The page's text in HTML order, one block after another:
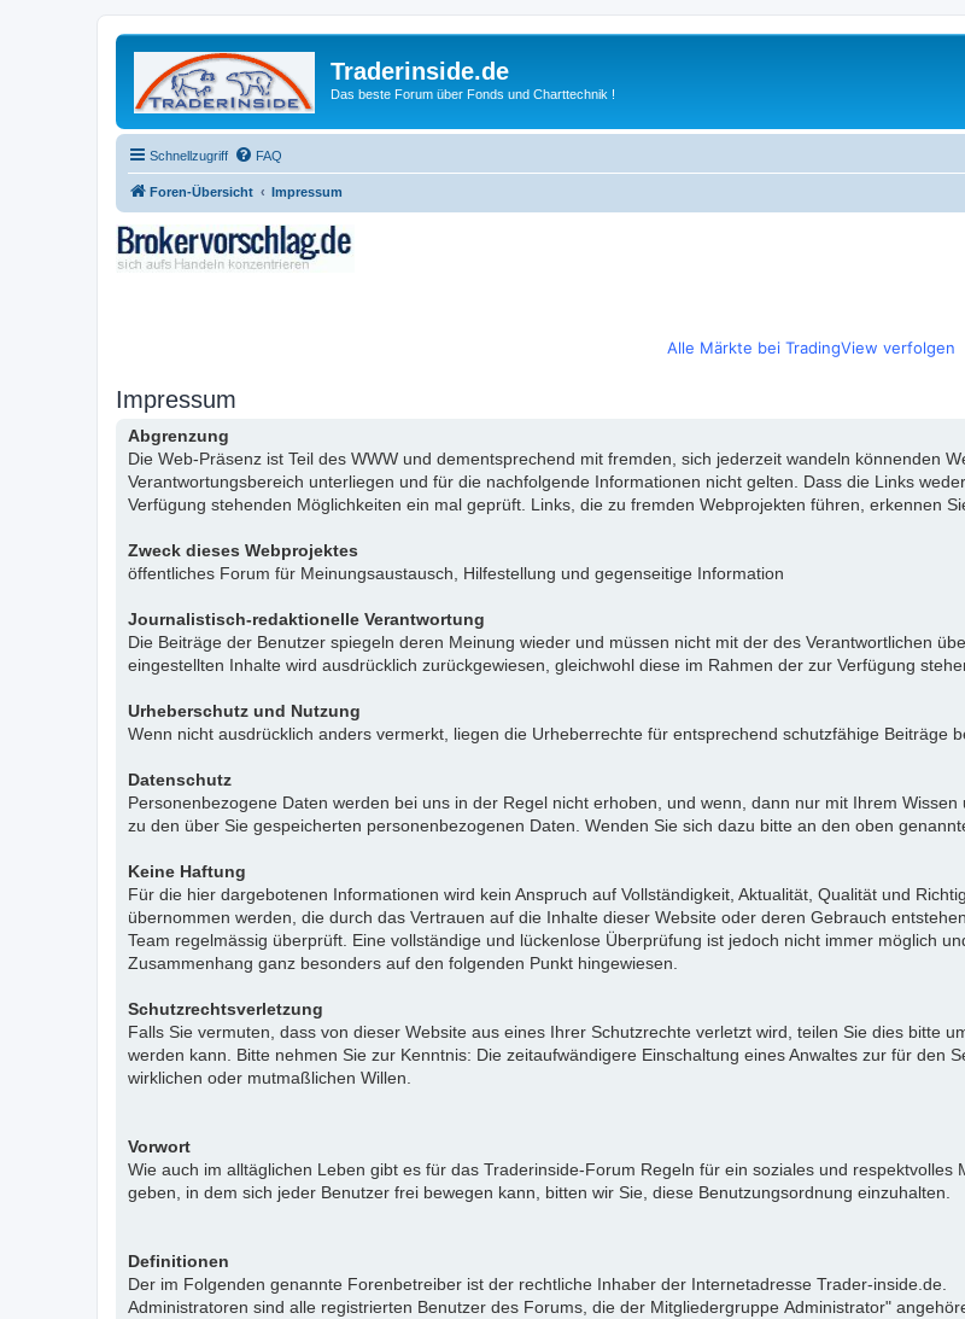
Traderinside.de
Das beste Forum über Fonds und Charttechnik !
Schnellzugriff FAQ
Foren-Übersicht Impressum
Alle Märkte bei TradingView verfolgen
Impressum
Abgrenzung
Die Web-Präsenz ist Teil des WWW und dementsprechend mit fremden, sich jederzeit wandeln könnenden
Verantwortungsbereich unterliegen und für die nachfolgende Informationen nicht gelten. Dass die Links
Verfügung stehenden Möglichkeiten ein mal geprüft. Links, die zu fremden Webprojekten führen, erkennen
Zweck dieses Webprojektes
öffentliches Forum für Meinungsaustausch, Hilfestellung und gegenseitige Information
Journalistisch-redaktionelle Verantwortung
Die Beiträge der Benutzer spiegeln deren Meinung wieder und müssen nicht mit der des Verantwortlichen
eingestellten Inhalte wird ausdrücklich zurückgewiesen, gleichwohl diese im Rahmen der zur Verfügung
Urheberschutz und Nutzung
Wenn nicht ausdrücklich anders vermerkt, liegen die Urheberrechte für entsprechend schutzfähige Beiträge
Datenschutz
Personenbezogene Daten werden bei uns in der Regel nicht erhoben, und wenn, dann nur mit Ihrem
zu den über Sie gespeicherten personenbezogenen Daten. Wenden Sie sich dazu bitte an den oben
Keine Haftung
Für die hier dargebotenen Informationen wird kein Anspruch auf Vollständigkeit, Aktualität, Qualität und
übernommen werden, die durch das Vertrauen auf die Inhalte dieser Website oder deren Gebrauch
Team regelmässig überprüft. Eine vollständige und lückenlose Überprüfung ist jedoch nicht immer möglich
Zusammenhang ganz besonders auf den folgenden Punkt hingewiesen.
Schutzrechtsverletzung
Falls Sie vermuten, dass von dieser Website aus eines Ihrer Schutzrechte verletzt wird, teilen Sie dies bitte
werden kann. Bitte nehmen Sie zur Kenntnis: Die zeitaufwändigere Einschaltung eines Anwaltes zur für den
wirklichen oder mutmaßlichen Willen.
Vorwort
Wie auch im alltäglichen Leben gibt es für das Traderinside-Forum Regeln für ein soziales und
geben, in dem sich jeder Benutzer frei bewegen kann, bitten wir Sie, diese Benutzungsordnung einzuhalten.
Definitionen
Der im Folgenden genannte Forenbetreiber ist der rechtliche Inhaber der Internetadresse Trader-inside.de.
Administratoren sind alle registrierten Benutzer des Forums, die der Mitgliedergruppe Administrator"